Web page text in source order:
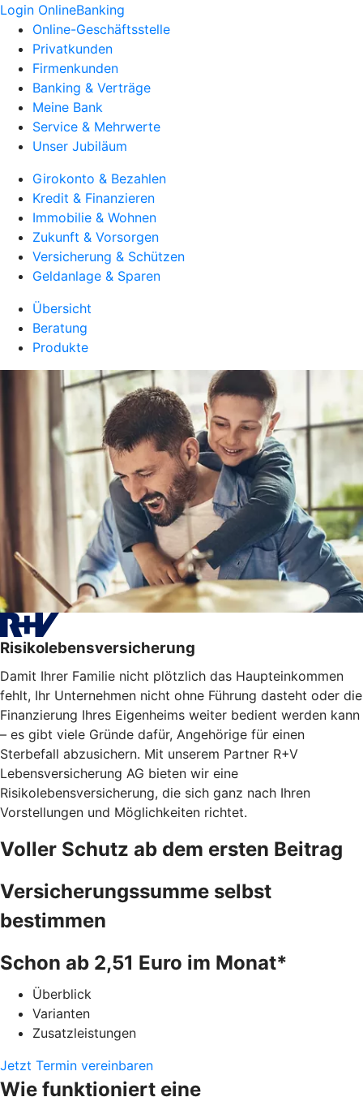
Login OnlineBanking
Online-Geschäftsstelle
Privatkunden
Firmenkunden
Banking & Verträge
Meine Bank
Service & Mehrwerte
Unser Jubiläum
Girokonto & Bezahlen
Kredit & Finanzieren
Immobilie & Wohnen
Zukunft & Vorsorgen
Versicherung & Schützen
Geldanlage & Sparen
Übersicht
Beratung
Produkte
Risikolebensversicherung
Damit Ihrer Familie nicht plötzlich das Haupteinkommen
fehlt, Ihr Unternehmen nicht ohne Führung dasteht oder die
Finanzierung Ihres Eigenheims weiter bedient werden kann
– es gibt viele Gründe dafür, Angehörige für einen
Sterbefall abzusichern. Mit unserem Partner R+V
Lebensversicherung AG bieten wir eine
Risikolebensversicherung, die sich ganz nach Ihren
Vorstellungen und Möglichkeiten richtet.
Voller Schutz ab dem ersten Beitrag
Versicherungssumme selbst
bestimmen
Schon ab 2,51 Euro im Monat*
Überblick
Varianten
Zusatzleistungen
Jetzt Termin vereinbaren
Wie funktioniert eine